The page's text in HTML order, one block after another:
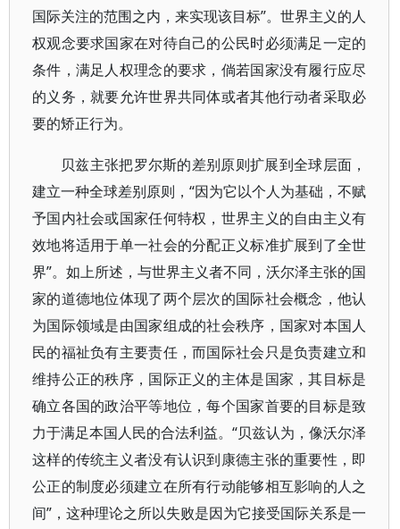
国际关注的范围之内，来实现该目标”。世界主义的人
权观念要求国家在对待自己的公民时必须满足一定的
条件，满足人权理念的要求，倘若国家没有履行应尽
的义务，就要允许世界共同体或者其他行动者采取必
要的矫正行为。
贝兹主张把罗尔斯的差别原则扩展到全球层面，
建立一种全球差别原则，“因为它以个人为基础，不赋
予国内社会或国家任何特权，世界主义的自由主义有
效地将适用于单一社会的分配正义标准扩展到了全世
界”。如上所述，与世界主义者不同，沃尔泽主张的国
家的道德地位体现了两个层次的国际社会概念，他认
为国际领域是由国家组成的社会秩序，国家对本国人
民的福祉负有主要责任，而国际社会只是负责建立和
维持公正的秩序，国际正义的主体是国家，其目标是
确立各国的政治平等地位，每个国家首要的目标是致
力于满足本国人民的合法利益。“贝兹认为，像沃尔泽
这样的传统主义者没有认识到康德主张的重要性，即
公正的制度必须建立在所有行动能够相互影响的人之
间”，这种理论之所以失败是因为它接受国际关系是一